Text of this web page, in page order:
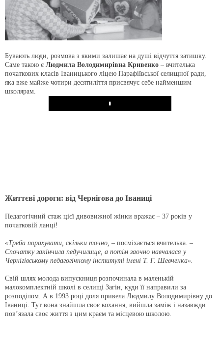
Бувають люди, розмова з якими залишає на душі відчуття затишку.
Саме такою є Людмила Володимирівна Кривенко – вчителька
початкових класів Іваницького ліцею Парафіївської селищної ради,
яка вже майже чотири десятиліття присвячує себе найменшим
школярам.
Play
Життєві дороги: від Чернігова до Іваниці
Педагогічний стаж цієї дивовижної жінки вражає – 37 років у
початковій ланці!
«Треба порахувати, скільки точно, – посміхається вчителька. –
Спочатку закінчила педучилище, а потім заочно навчалася у
Чернігівському педагогічному інституті імені Т. Г. Шевченка».
Свій шлях молода випускниця розпочинала в маленькій
малокомплектній школі в селищі Загін, куди її направили за
розподілом. А в 1993 році доля привела Людмилу Володимирівну до
Іваниці. Тут вона знайшла своє кохання, вийшла заміж і назавжди
пов’язала своє життя з цим краєм та місцевою школою.